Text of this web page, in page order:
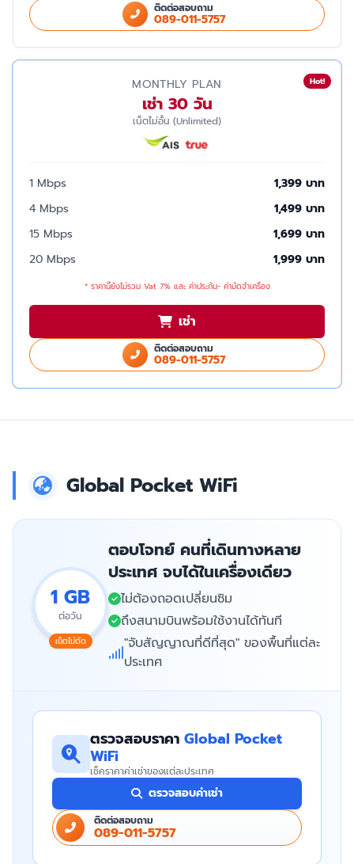
ติดต่อสอบถาม
089-011-5757
Hot!
MONTHLY PLAN
เช่า 30 วัน
เน็ตไม่อั้น (Unlimited)
1 Mbps
1,399 บาท
4 Mbps
1,499 บาท
15 Mbps
1,699 บาท
20 Mbps
1,999 บาท
* ราคานี้ยังไม่รวม Vat 7% และ ค่าประกัน- ค่ามัดจำเครื่อง
เช่า
ติดต่อสอบถาม
089-011-5757
Global Pocket WiFi
1 GB
ต่อวัน
เน็ตไม่ตัด
ตอบโจทย์ คนที่เดินทางหลาย
ประเทศ จบได้ในเครื่องเดียว
ไม่ต้องถอดเปลี่ยนซิม
ถึงสนามบินพร้อมใช้งานได้ทันที
"จับสัญญาณที่ดีที่สุด" ของพื้นที่แต่ละ
ประเทศ
ตรวจสอบราคา Global Pocket
WiFi
เช็คราคาค่าเช่าของแต่ละประเทศ
ตรวจสอบค่าเช่า
ติดต่อสอบถาม
089-011-5757